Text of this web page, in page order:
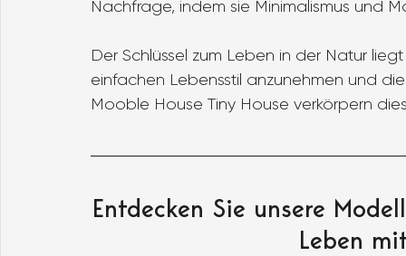
Nachfrage, indem sie Minimalismus und
Der Schlüssel zum Leben in der Natur
einfachen Lebensstil anzunehmen und
Mooble House Tiny House verkörpern
Entdecken Sie unsere
Leben